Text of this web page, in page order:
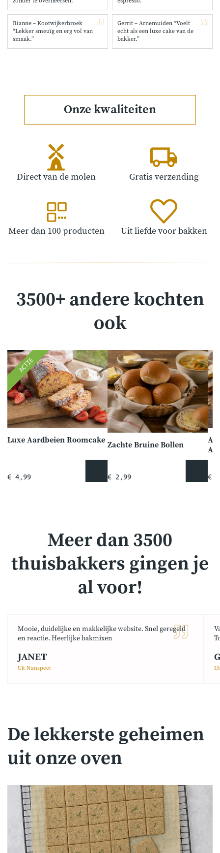
Rianne – Kootwijkerbroek
“Lekker smeuïg en erg vol van
smaak.”
Gerrit – Arnemuiden “Voelt
echt als een luxe cake van de
bakker.”
Onze kwaliteiten
Direct van de molen Gratis verzending
Meer dan 100 producten Uit liefde voor bakken
3500+ andere kochten
ook
ACTIE
Luxe Aardbeien Roomcake
€ 4,99
Zachte Bruine Bollen
€ 2,99 €
Meer dan 3500
thuisbakkers gingen je
al voor!
Mooie, duidelijke en makkelijke website. Snel geregeld
en reactie. Heerlijke bakmixen
JANET
Uit Nunspeet
De lekkerste geheimen
uit onze oven